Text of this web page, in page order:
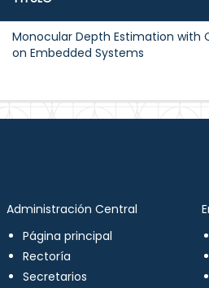
Monocular Depth Estimation with
on Embedded Systems
Administración Central
Página principal
Rectoría
Secretarios